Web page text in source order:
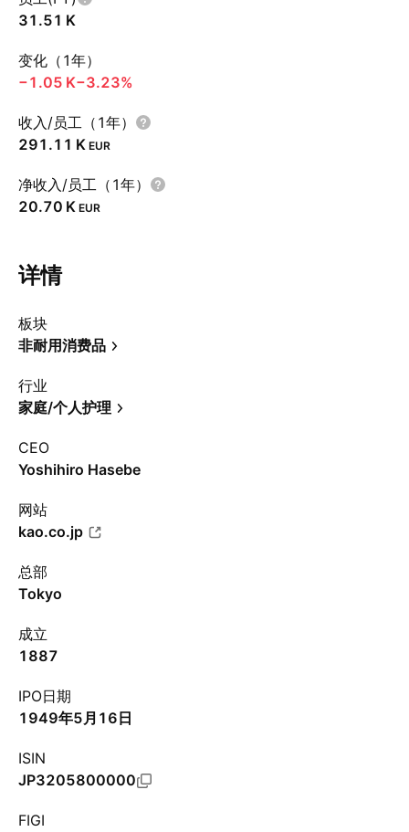
‪31.51 K‬
变化（1年）
‪−1.05 K‬−3.23%
收入/员工（1年）
‪291.11 K‬ EUR
净收入/员工（1年）
‪20.70 K‬ EUR
详情
板块
非耐用消费品
行业
家庭/个人护理
CEO
Yoshihiro Hasebe
网站
kao.co.jp
总部
Tokyo
成立
1887
IPO日期
1949年5月16日
ISIN
JP3205800000
FIGI